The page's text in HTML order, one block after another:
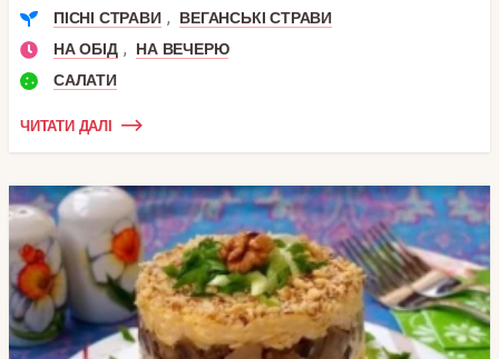
ПІСНІ СТРАВИ ,
ВЕГАНСЬКІ СТРАВИ
НА ОБІД ,
НА ВЕЧЕРЮ
САЛАТИ
ЧИТАТИ ДАЛІ